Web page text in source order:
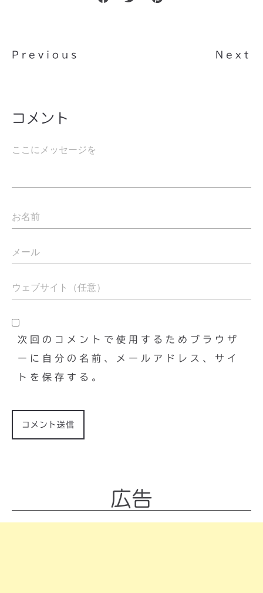
Previous Next
コメント
次回のコメントで使用するためブラウザ
ーに自分の名前、メールアドレス、サイ
トを保存する。
広告